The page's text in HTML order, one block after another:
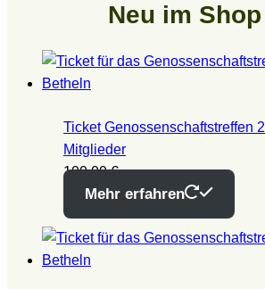
Neu im Shop
Ticket Genossenschaftstreffen
Mitglieder
100,00€
Mehr erfahren